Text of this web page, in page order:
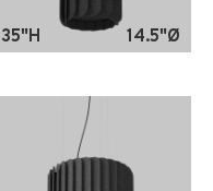
35"H 14.5"Ø